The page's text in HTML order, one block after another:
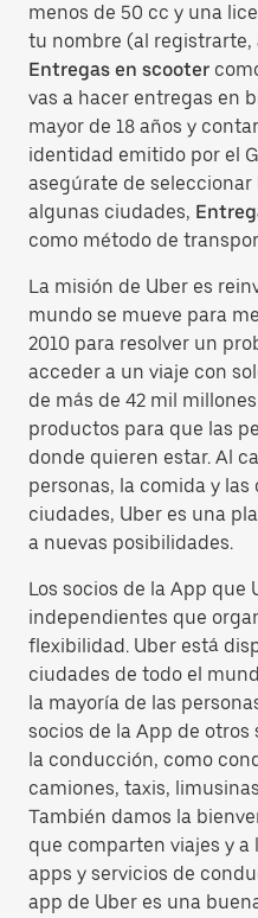
menos de 50 cc y una
tu nombre (al
Entregas en scooter
vas a hacer entregas en
mayor de 18 años y
identidad emitido por el
asegúrate de seleccionar
algunas ciudades,
como método de
La misión de Uber es
mundo se mueve para
2010 para resolver un
acceder a un viaje con
de más de 42 mil
productos para que las
donde quieren estar. Al
personas, la comida y las
ciudades, Uber es una
a nuevas posibilidades.
Los socios de la App que
independientes que
flexibilidad. Uber está
ciudades de todo el
la mayoría de las
socios de la App de
la conducción, como
camiones, taxis,
También damos la
que comparten viajes y a
apps y servicios de
app de Uber es una